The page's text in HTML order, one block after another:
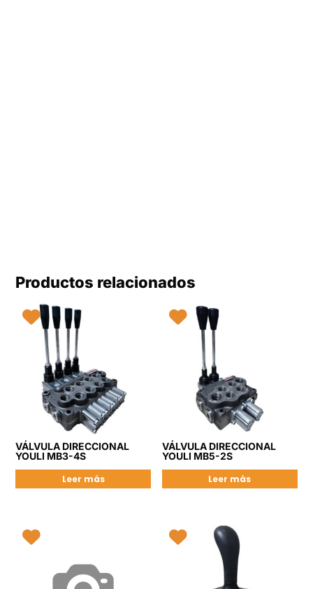
Productos relacionados
VÁLVULA DIRECCIONAL
YOULI MB3-4S
Leer más
VÁLVULA DIRECCIONAL
YOULI MB5-2S
Leer más